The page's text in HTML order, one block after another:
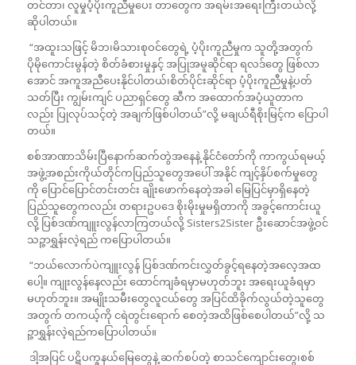
တင်တာ၊ လူမှုပံ့ပိုးကူညီမှုပေး တာတွေက အရမ်းအရေးကြီးတယ်လို့
ဆိုပါတယ်။
“အထူးသဖြင့် မိဘ၊မိသားစုဝင်တွေရဲ့ ပံ့ပိုးကူညီမှုက သူတို့အတွက်
ပိုမိုကောင်းမွန်တဲ့ စိတ်ခံစားမှုနှင့် အပြုအမူဆိုင်ရာ ရလဒ်တွေ ဖြစ်လာ
အောင် အကူအညီပေးနိုင်ပါတယ်၊စိတ်ပိုင်းဆိုင်ရာ ပံ့ပိုးကူညီမှုနဲ့ပတ်
သတ်ပြီး ကျွမ်းကျင် ပညာရှင်တွေ ဆီက အထောက်အပံ့ယူတာက
လည်း ပြုလုပ်သင့်တဲ့ အချက်ဖြစ်ပါတယ်”လို့ မချယ်ရီစိုးမြင့်က ပြောပါ
တယ်။
စစ်အာဏာသိမ်းပြီနောက်ဆက်တွဲအနေနဲ့ နိုင်ငံတော်ကို ကာကွယ်ရမယ့်
အဖွဲ့အစည်းကိုယ်တိုင်ကပြည်သူတွေအပေါ် အနိုင် ကျင့်နှိပ်စက်မှုတွေ
ကို ပြောင်ပြောင်တင်းတင်း ချိုးဖောက်နေတဲ့အခါ မြေပြင်မှာရှိနေတဲ့
ပြည်သူတွေကလည်း တရားဥပဒေ စိုးမိုးမှုမရှိတာကို အခွင့်ကောင်းယူ
လို့ ပြစ်ဒဏ်ကျူးလွန်လာကြတယ်လို့ Sisters2Sister ဦးဆောင်အဖွဲ့ဝင်
သဉ္ဇာရွှန်းလဲ့ရည် ကပြောပါတယ်။
“ဘယ်လောက်ပဲကျူးလွန် ပြစ်ဒဏ်ကင်းလွှတ်ခွင့်ရနေတဲ့အလေ့အထ
ပေါ့။ ကျုးလွန်နေလည်း ထောင်ကျခံရမှာမဟုတ်ဘူး အရေးယူခံရမှာ
မဟုတ်ဘူး။ အမျိုးသမီးတွေလူငယ်တွေ အပြင်ထိခိုက်လွယ်တဲ့သူတွေ
အတွက် တကယ့်ကို ငရဲတွင်း‌ရောက် စေတဲ့အထိဖြစ်စေပါတယ်”လို့ သ
ဉ္ဇာရွှန်းလဲ့ရည်ကပြောပါတယ်။
ဒါ့အပြင် ပဋိပက္ခနယ်မြေတွေနဲ့ ဆက်စပ်တဲ့ စာသင်ကျောင်းတွေ၊စစ်